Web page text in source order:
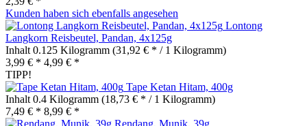
Kunden haben sich ebenfalls angesehen
Lontong
Langkorn Reisbeutel, Pandan, 4x125g
Inhalt 0.125 Kilogramm (31,92 € * / 1 Kilogramm)
3,99 € * 4,99 € *
TIPP!
Tape Ketan Hitam, 400g
Inhalt 0.4 Kilogramm (18,73 € * / 1 Kilogramm)
7,49 € * 8,99 € *
Rendang, Munik, 39g